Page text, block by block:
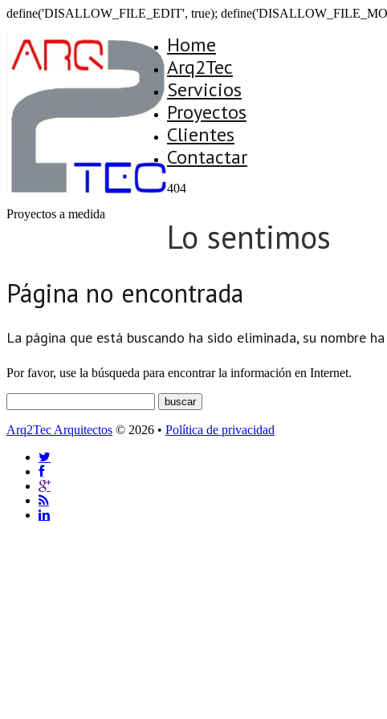
define('DISALLOW_FILE_EDIT', true);
Proyectos a medida
Home
Arq2Tec
Servicios
Proyectos
Clientes
Contactar
404
Lo sentimos
Página no encontrada
La página que está buscando ha sido eliminada, su nombre
Por favor, use la búsqueda para encontrar la información en Internet.
Arq2Tec Arquitectos © 2026 • Política de privacidad